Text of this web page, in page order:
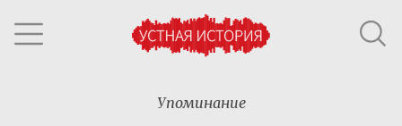
Упоминание